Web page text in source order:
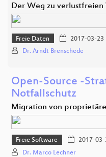
Der Weg zu verlustfreien
Freie Daten 2017-03-23
Dr. Arndt Brenschede
Open-Source -
Notfallschutz
Migration von
Freie Software 2017-03-
Dr. Marco Lechner